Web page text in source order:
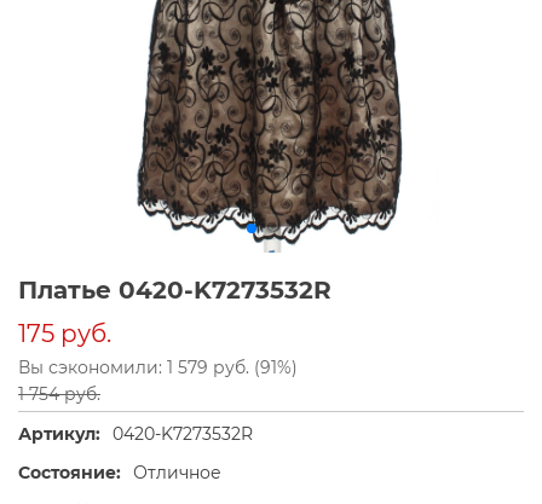
Платье 0420-K7273532R
175 руб.
Вы сэкономили: 1 579 руб. (91%)
1 754 руб.
Артикул: 0420-K7273532R
Состояние: Отличное